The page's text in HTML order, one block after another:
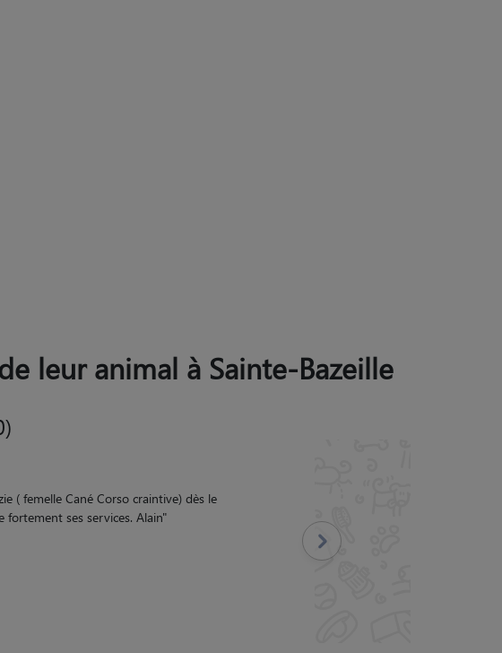
leur animal à Sainte-Bazeille
Nos 2 Loulous ( chatons Maine coon)
du tout. Viviane nous a donné des
garde. Un grand merci Viviane.